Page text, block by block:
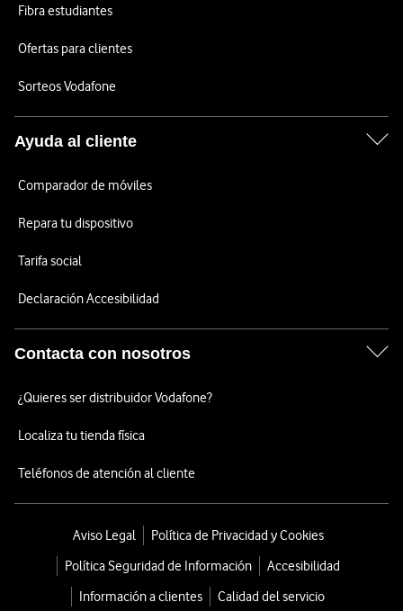
Fibra estudiantes
Ofertas para clientes
Sorteos Vodafone
Ayuda al cliente
Comparador de móviles
Repara tu dispositivo
Tarifa social
Declaración Accesibilidad
Contacta con nosotros
¿Quieres ser distribuidor Vodafone?
Localiza tu tienda física
Teléfonos de atención al cliente
Aviso Legal
Política de Privacidad y Cookies
Política Seguridad de Información
Accesibilidad
Información a clientes
Calidad del servicio